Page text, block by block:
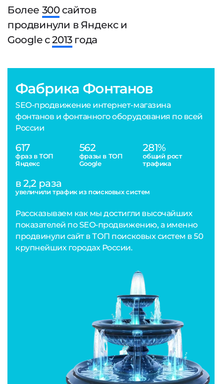
Более 300сайтов
продвинули в Яндекс и
Google с2013года
Фабрика Фонтанов
SEO-продвижение интернет-магазина
фонтанов и фонтанного оборудования по всей
России
617
фраз в ТОП
Яндекс
562
фразы в ТОП
Google
281%
общий рост
трафика
в 2,2 раза
увеличили трафик из поисковых систем
Рассказываем как мы достигли высочайших
показателей по SEO-продвижению, а именно
продвинули сайт в ТОП поисковых систем в 50
крупнейших городах России.